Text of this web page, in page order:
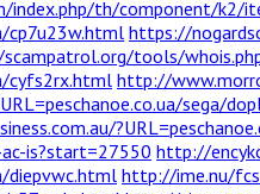
index.php/th/component/
cp7u23w.html https://
tools/
cyfs2rx.html http://
sega/
is?start=27550 http://
diepvwc.html http://ime.nu/